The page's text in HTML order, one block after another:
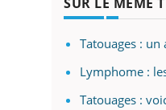
Tatouages : un
Lymphome :
Tatouages :